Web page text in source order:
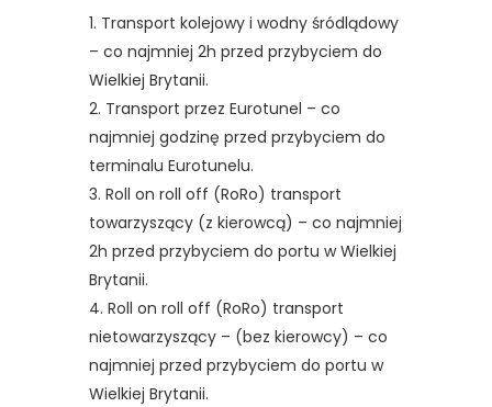
Transport kolejowy i wodny śródlądowy
– co najmniej 2h przed przybyciem do
Wielkiej Brytanii.
Transport przez Eurotunel – co
najmniej godzinę przed przybyciem do
terminalu Eurotunelu.
Roll on roll off (RoRo) transport
towarzyszący (z kierowcą) – co najmniej
2h przed przybyciem do portu w Wielkiej
Brytanii.
Roll on roll off (RoRo) transport
nietowarzyszący – (bez kierowcy) – co
najmniej przed przybyciem do portu w
Wielkiej Brytanii.